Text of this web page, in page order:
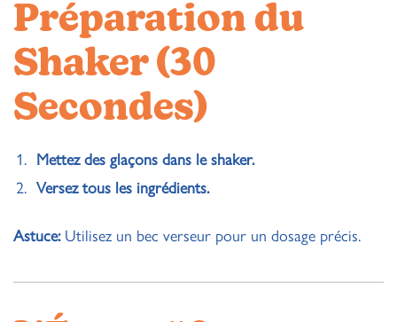
Préparation du
Shaker (30
Secondes)
Mettez des glaçons dans le shaker.
Versez tous les ingrédients.
Astuce:Utilisez un bec verseur pour un dosage précis.